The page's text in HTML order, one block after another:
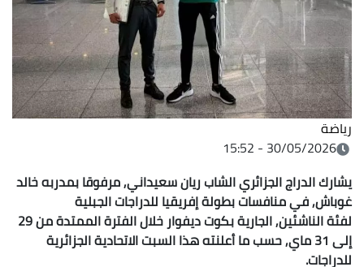
رياضة
30/05/2026 - 15:52
يشارك الدراج الجزائري الشاب ريان سعيداني, مرفوقا بمدربه خالد
غوباش, في منافسات بطولة إفريقيا للدراجات الجبلية
لفئة الناشئين, الجارية بكوت ديفوار خلال الفترة الممتدة من 29
إلى 31 ماي, حسب ما أعلنته هذا السبت الاتحادية الجزائرية
للدراجات.